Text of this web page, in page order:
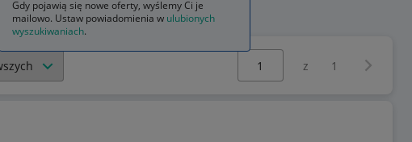
Wybierz stronę:
z 1
Gdy pojawią się nowe oferty, wyślemy Ci je
mailowo. Ustaw powiadomienia w ulubionych
wyszukiwaniach.